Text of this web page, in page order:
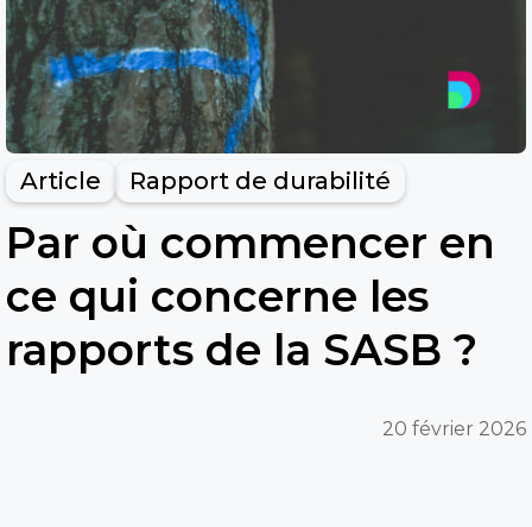
Article Rapport de durabilité
Par où commencer en
ce qui concerne les
rapports de la SASB ?
20 février 2026